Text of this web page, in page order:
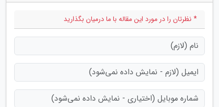
* نظرتان را در مورد این مقاله با ما درمیان بگذارید